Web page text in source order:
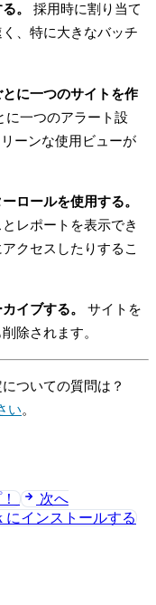
。
採用時に割り当て
、特に大きなバッチ
に一つのサイトを作
に一つのアラート設
ーンな使用ビューが
ロールを使用する。
レポートを表示でき
クセスしたりするこ
イブする。
サイトを
除されます。
ついての質問は？
い。
次へ
にインストールする